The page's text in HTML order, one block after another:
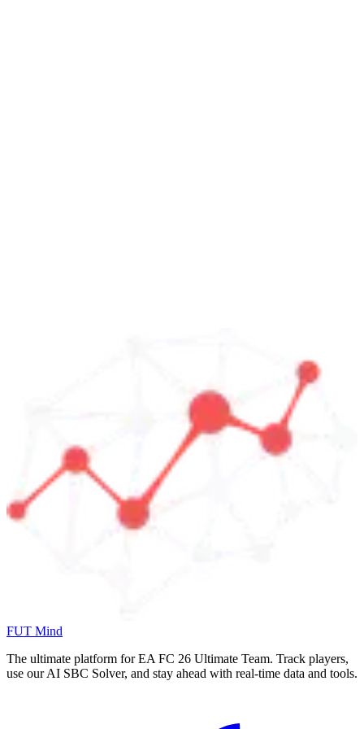
FUT Mind
The ultimate platform for EA FC 26 Ultimate Team. Track players,
use our AI SBC Solver, and stay ahead with real-time data and tools.